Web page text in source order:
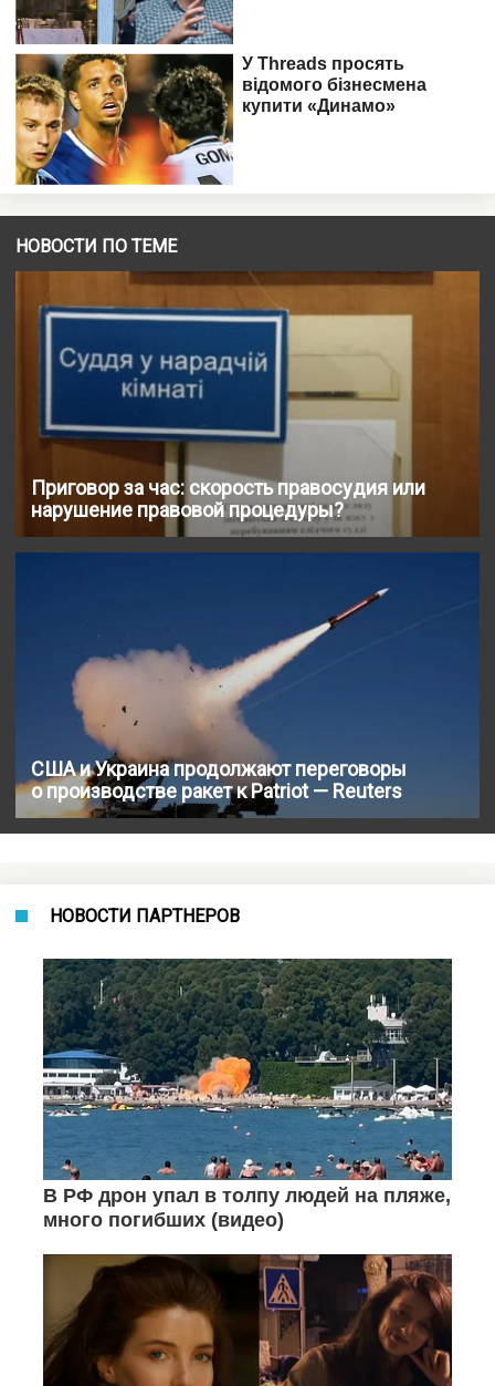
НОВОСТИ ПО ТЕМЕ
Приговор за час: скорость правосудия или
нарушение правовой процедуры?
США и Украина продолжают переговоры
о производстве ракет к Patriot — Reuters
НОВОСТИ ПАРТНЕРОВ